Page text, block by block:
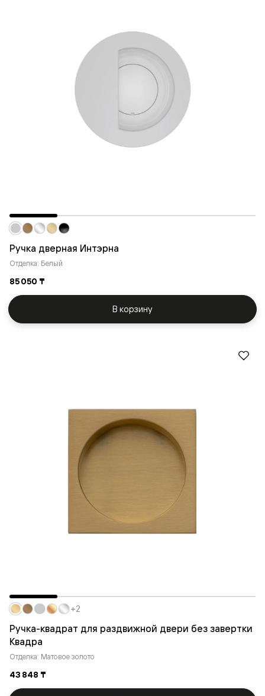
Ручка дверная Интэрна
Отделка: Белый
85 050 ₸
В корзину
Ручка-квадрат для раздвижной двери без завертки
Квадра
Отделка: Матовое золото
43 848 ₸
+2